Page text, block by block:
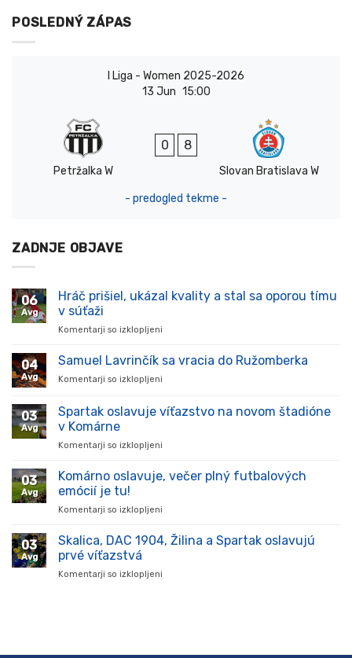
POSLEDNÝ ZÁPAS
I Liga - Women 2025-2026
13 Jun 15:00
Petržalka W
0 8
Slovan Bratislava W
- predogled tekme -
ZADNJE OBJAVE
06
Avg
Hráč prišiel, ukázal kvality a stal sa oporou tímu
v súťaži
Komentarji so izklopljeni
prišiel,
stal
súťaži
04
Avg
Samuel Lavrinčík sa vracia do Ružomberka
Komentarji so izklopljeni
Lavrinčík
03
Avg
Spartak oslavuje víťazstvo na novom štadióne
v Komárne
Komentarji so izklopljeni
oslavuje
v
03
Avg
Komárno oslavuje, večer plný futbalových
emócií je tu!
Komentarji so izklopljeni
oslavuje,
03
Avg
Skalica, DAC 1904, Žilina a Spartak oslavujú
prvé víťazstvá
Komentarji so izklopljeni
Spartak